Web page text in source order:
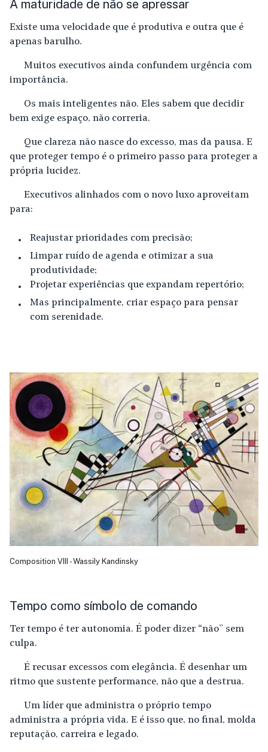
A maturidade de não se apressar
Existe uma velocidade que é produtiva e outra que é
apenas barulho.
Muitos executivos ainda confundem urgência com
importância.
Os mais inteligentes não. Eles sabem que decidir
bem exige espaço, não correria.
Que clareza não nasce do excesso, mas da pausa. E
que proteger tempo é o primeiro passo para proteger a
própria lucidez.
Executivos alinhados com o novo luxo aproveitam
para:
Reajustar prioridades com precisão;
Limpar ruído de agenda e otimizar a sua
produtividade;
Projetar experiências que expandam repertório;
Mas principalmente, criar espaço para pensar
com serenidade.
Composition VIII - Wassily Kandinsky
Tempo como símbolo de comando
Ter tempo é ter autonomia. É poder dizer “não” sem
culpa.
É recusar excessos com elegância. É desenhar um
ritmo que sustente performance, não que a destrua.
Um líder que administra o próprio tempo
administra a própria vida. E é isso que, no final, molda
reputação, carreira e legado.